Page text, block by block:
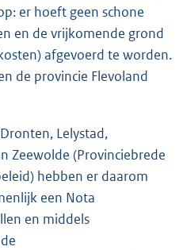
er hoeft geen schone
en de vrijkomende grond
afgevoerd te worden.
de provincie Flevoland
Lelystad,
Zeewolde (Provinciebrede
hebben er daarom
een Nota
en middels